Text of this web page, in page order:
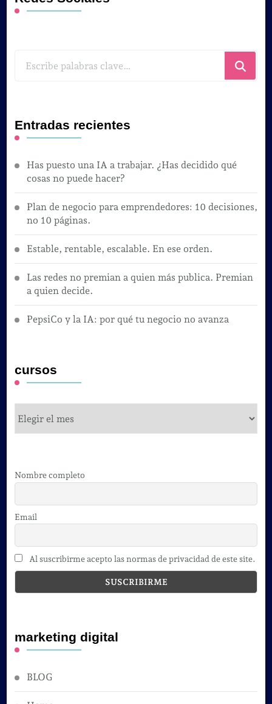
Entradas recientes
Has puesto una IA a trabajar. ¿Has decidido qué
cosas no puede hacer?
Plan de negocio para emprendedores: 10 decisiones,
no 10 páginas.
Estable, rentable, escalable. En ese orden.
Las redes no premian a quien más publica. Premian
a quien decide.
PepsiCo y la IA: por qué tu negocio no avanza
cursos
Nombre completo
Email
Al suscribirme acepto las normas de privacidad de este site.
marketing digital
BLOG